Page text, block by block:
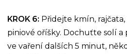
KROK 6: Přidejte kmín,
piniové oříšky. Dochuťte solí
ve vaření dalších 5 minut,